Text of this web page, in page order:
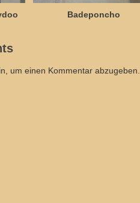
Badeponcho
um einen Kommentar abzugeben.